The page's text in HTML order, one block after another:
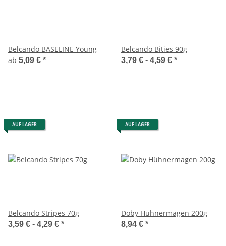
Belcando BASELINE Young
ab 5,09 € *
Belcando Bities 90g
3,79 € - 4,59 € *
AUF LAGER
Belcando Stripes 70g
3,59 € - 4,29 € *
AUF LAGER
Doby Hühnermagen 200g
8,94 € *